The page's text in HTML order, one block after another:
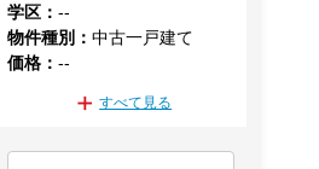
学区 ：--
物件種別 ：中古一戸建て
価格 ：--
すべて見る